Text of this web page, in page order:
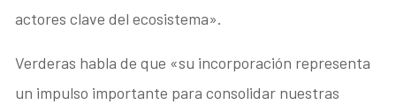
actores clave del ecosistema».
Verderas habla de que «su incorporación representa
un impulso importante para consolidar nuestras